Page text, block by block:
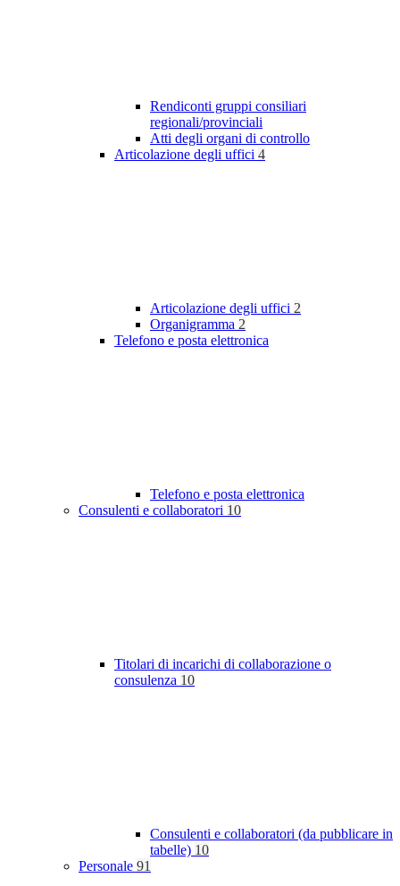
Rendiconti gruppi consiliari
regionali/provinciali
Atti degli organi di controllo
Articolazione degli uffici 4
Articolazione degli uffici 2
Organigramma 2
Telefono e posta elettronica
Telefono e posta elettronica
Consulenti e collaboratori 10
Titolari di incarichi di collaborazione o
consulenza 10
Consulenti e collaboratori (da pubblicare in
tabelle) 10
Personale 91